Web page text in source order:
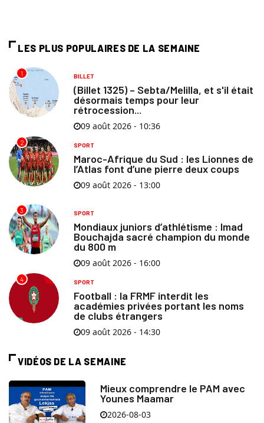
LES PLUS POPULAIRES DE LA SEMAINE
1 BILLET
(Billet 1325) – Sebta/Melilla, et s'il était
désormais temps pour leur
rétrocession...
09 août 2026 - 10:36
2 SPORT
Maroc-Afrique du Sud : les Lionnes de
l’Atlas font d’une pierre deux coups
09 août 2026 - 13:00
3 SPORT
Mondiaux juniors d’athlétisme : Imad
Bouchajda sacré champion du monde
du 800 m
09 août 2026 - 16:00
4 SPORT
Football : la FRMF interdit les
académies privées portant les noms
de clubs étrangers
09 août 2026 - 14:30
VIDÉOS DE LA SEMAINE
Mieux comprendre le PAM avec
Younes Maamar
2026-08-03